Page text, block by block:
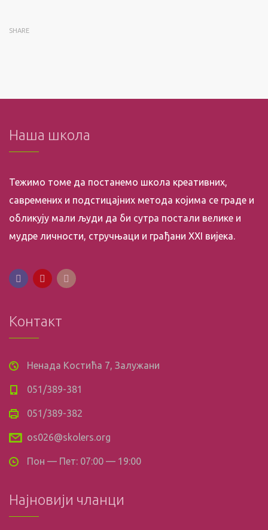
SHARE
Наша школа
Тежимо томе да постанемо школа креативних,
савремених и подстицајних метода којима се граде и
обликују мали људи да би сутра постали велике и
мудре личности, стручњаци и грађани XXI вијека.
Контакт
Ненада Костића 7, Залужани
051/389-381
051/389-382
os026@skolers.org
Пон — Пет: 07:00 — 19:00
Најновији чланци